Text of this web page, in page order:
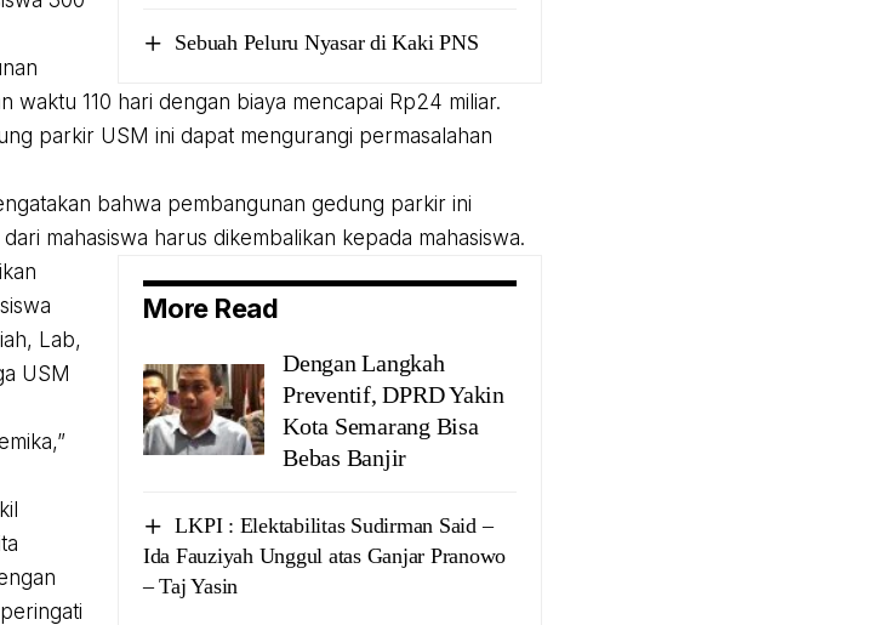
Sebuah Peluru Nyasar di Kaki PNS
waktu 110 hari dengan biaya mencapai Rp24 miliar.
parkir USM ini dapat mengurangi permasalahan
bahwa pembangunan gedung parkir ini
mahasiswa harus dikembalikan kepada mahasiswa.
More Read
Dengan Langkah
Preventif, DPRD Yakin
Kota Semarang Bisa
Bebas Banjir
LKPI : Elektabilitas Sudirman Said –
Ida Fauziyah Unggul atas Ganjar Pranowo
– Taj Yasin
Lab,
USM